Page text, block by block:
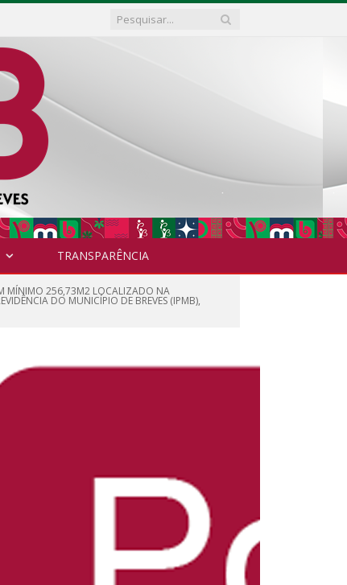
TRANSPARÊNCIA
MÍNIMO 256,73M2 LOCALIZADO NA
DO MUNICÍPIO DE BREVES (IPMB),